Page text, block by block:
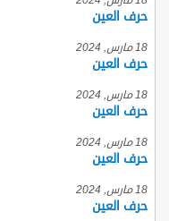
حرف العين
18 مارس, 2024
حرف العين
18 مارس, 2024
حرف العين
18 مارس, 2024
حرف العين
18 مارس, 2024
حرف العين